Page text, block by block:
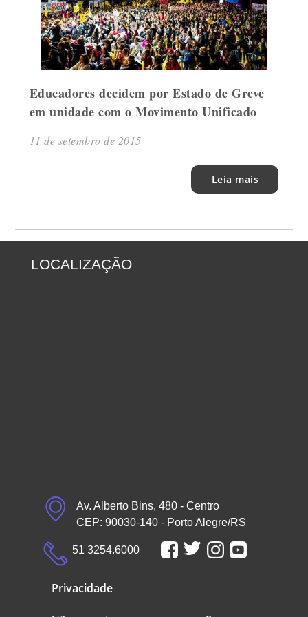
Educadores decidem por Estado de Greve
em unidade com o Movimento Unificado
11 de setembro de 2015
Leia mais
LOCALIZAÇÃO
Av. Alberto Bins, 480 - Centro
CEP: 90030-140 - Porto Alegre/RS
51 3254.6000
Privacidade